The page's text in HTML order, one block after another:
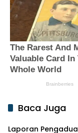
Baca Juga
Laporan